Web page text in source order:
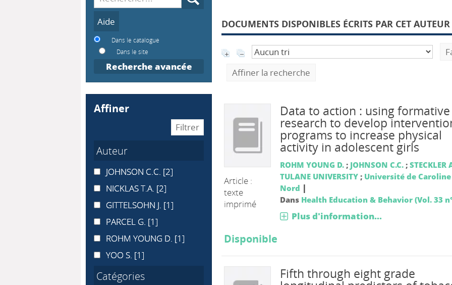
DOCUMENTS DISPONIBLES ÉCRITS PAR CET
Affiner la recherche
Article :
texte
imprimé
Data to action : using formative
research to develop
programs to increase physical
activity in adolescent girls
ROHM YOUNG D.; JOHNSON C.C.; STECKLER
TULANE UNIVERSITY; Université de
Nord |
Dans Health Education & Behavior (Vol. 33
Plus d'information...
Disponible
Fifth through eight grade
Dans le catalogue
Dans le site
Recherche avancée
affiner
Auteur
JOHNSON C.C.
JOHNSON C.C. [2]
NICKLAS T.A.
NICKLAS T.A. [2]
GITTELSOHN J.
GITTELSOHN J. [1]
PARCEL G.
PARCEL G. [1]
ROHM YOUNG D.
ROHM YOUNG D. [1]
YOO S.
YOO S. [1]
Catégories